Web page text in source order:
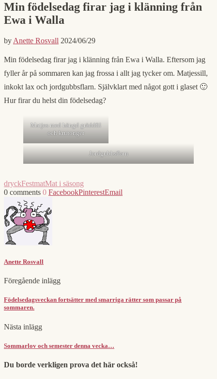
Min födelsedag firar jag i klänning från
Ewa i Walla
by Anette Rosvall 2024/06/29
Min födelsedag firar jag i klänning från Ewa i Walla. Eftersom jag
fyller år på sommaren kan jag frossa i allt jag tycker om. Matjessill,
inkokt lax och jordgubbsflarn. Självklart med något gott i glaset 🙂
Hur firar du helst din födelsedag?
Matjes med hängd gräddfil
och krutonger
Jordgubbsflarn
dryckFestmatMat i säsong
0 comments 0 FacebookPinterestEmail
Anette Rosvall
Föregående inlägg
Födelsedagsveckan fortsätter med smarriga rätter som passar på
sommaren.
Nästa inlägg
Sommarlov och semester denna vecka…
Du borde verkligen prova det här också!